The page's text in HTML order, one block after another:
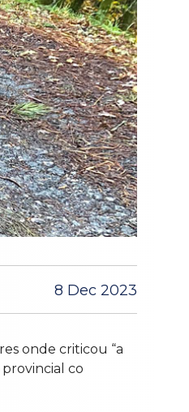
8 Dec 2023
onde criticou “a
co